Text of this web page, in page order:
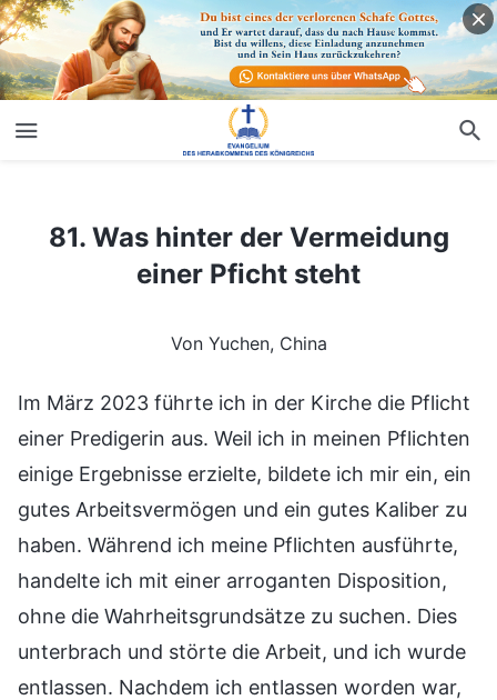
81. Was hinter der Vermeidung einer Pficht steht
81. Was hinter der Vermeidung
einer Pficht steht
Von Yuchen, China
Im März 2023 führte ich in der Kirche die Pflicht
einer Predigerin aus. Weil ich in meinen Pflichten
einige Ergebnisse erzielte, bildete ich mir ein, ein
gutes Arbeitsvermögen und ein gutes Kaliber zu
haben. Während ich meine Pflichten ausführte,
handelte ich mit einer arroganten Disposition,
ohne die Wahrheitsgrundsätze zu suchen. Dies
unterbrach und störte die Arbeit, und ich wurde
entlassen. Nachdem ich entlassen worden war,